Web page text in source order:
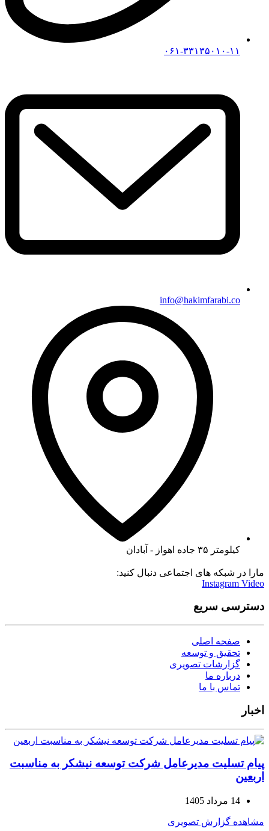
۰۶۱-۳۳۱۳۵۰۱۰-۱۱
info@hakimfarabi.co
کیلومتر ۳۵ جاده اهواز - آبادان
مارا در شبکه های اجتماعی دنبال کنید:
Instagram Video
دسترسی سریع
صفحه اصلی
تحقیق و توسعه
گزارشات تصویری
درباره ما
تماس با ما
اخبار
پیام تسلیت مدیرعامل شرکت توسعه نیشکر به مناسبت
اربعین
14 مرداد 1405
مشاهده گزارش تصویری